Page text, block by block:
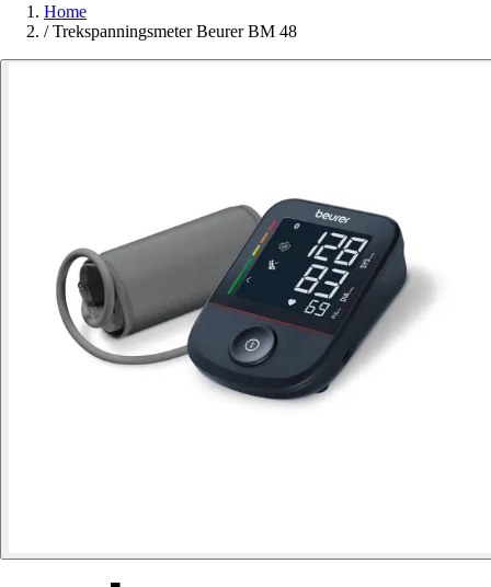
Home
/ Trekspanningsmeter Beurer BM 48